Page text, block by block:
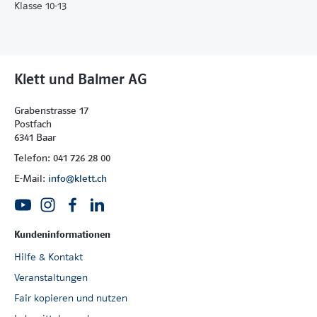
Klasse 10-13
Klett und Balmer AG
Grabenstrasse 17
Postfach
6341 Baar
Telefon: 041 726 28 00
E-Mail: info@klett.ch
Kundeninformationen
Hilfe & Kontakt
Veranstaltungen
Fair kopieren und nutzen